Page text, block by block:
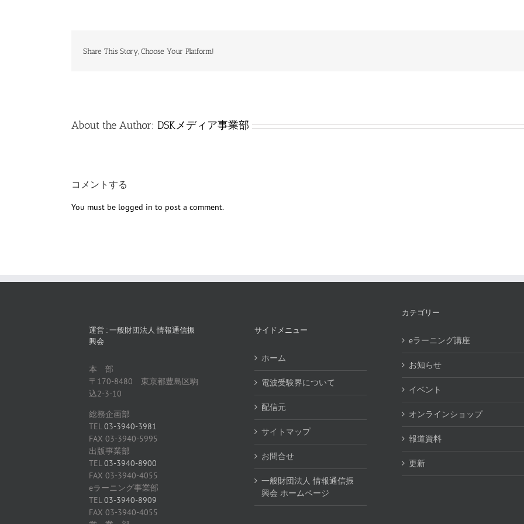
Share This Story, Choose Your Platform!
About the Author: DSKメディア事業部
コメントする
You must be logged in to post a comment.
運営 : 一般財団法人 情報通信振
興会
本 部
〒170-8480 東京都豊島区駒
込2-3-10
総務企画部
TEL03-3940-3981
FAX 03-3940-5995
出版事業部
TEL03-3940-8900
FAX 03-3940-4055
eラーニング事業部
TEL03-3940-8909
FAX 03-3940-4055
サイドメニュー
ホーム
電波受験界について
配信元
サイトマップ
お問合せ
一般財団法人 情報通信振
興会 ホームページ
カテゴリー
eラーニング講座
お知らせ
イベント
オンラインショップ
報道資料
更新